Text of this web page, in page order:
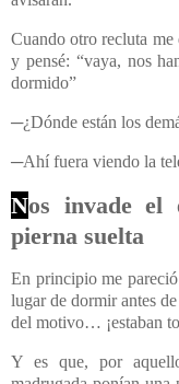
Cuando otro recluta me
y pensé: “vaya, nos
dormido”
─¿Dónde están los
─Ahí fuera viendo la
Nos invade el
pierna suelta
En principio me
lugar de dormir antes
del motivo… ¡estaban
Y es que, por